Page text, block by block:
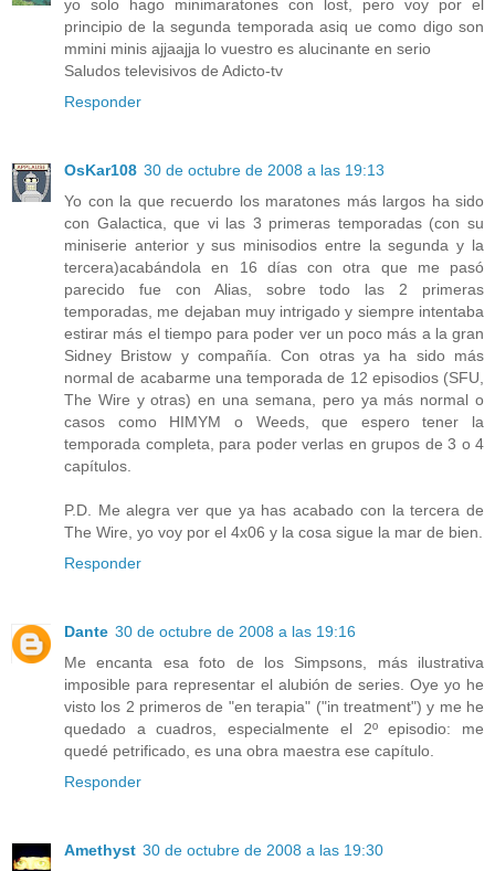
yo solo hago minimaratones con lost, pero voy por el
principio de la segunda temporada asiq ue como digo son
mmini minis ajjaajja lo vuestro es alucinante en serio
Saludos televisivos de Adicto-tv
Responder
OsKar108 30 de octubre de 2008 a las 19:13
Yo con la que recuerdo los maratones más largos ha sido
con Galactica, que vi las 3 primeras temporadas (con su
miniserie anterior y sus minisodios entre la segunda y la
tercera)acabándola en 16 días con otra que me pasó
parecido fue con Alias, sobre todo las 2 primeras
temporadas, me dejaban muy intrigado y siempre intentaba
estirar más el tiempo para poder ver un poco más a la gran
Sidney Bristow y compañía. Con otras ya ha sido más
normal de acabarme una temporada de 12 episodios (SFU,
The Wire y otras) en una semana, pero ya más normal o
casos como HIMYM o Weeds, que espero tener la
temporada completa, para poder verlas en grupos de 3 o 4
capítulos.
P.D. Me alegra ver que ya has acabado con la tercera de
The Wire, yo voy por el 4x06 y la cosa sigue la mar de bien.
Responder
Dante 30 de octubre de 2008 a las 19:16
Me encanta esa foto de los Simpsons, más ilustrativa
imposible para representar el alubión de series. Oye yo he
visto los 2 primeros de "en terapia" ("in treatment") y me he
quedado a cuadros, especialmente el 2º episodio: me
quedé petrificado, es una obra maestra ese capítulo.
Responder
Amethyst 30 de octubre de 2008 a las 19:30